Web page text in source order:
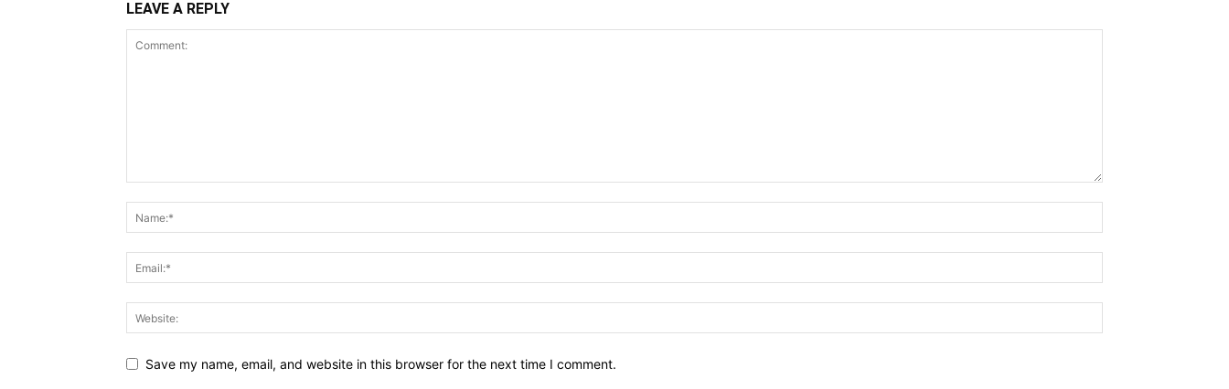
LEAVE A REPLY
Save my name, email, and website in this browser for the next time I comment.